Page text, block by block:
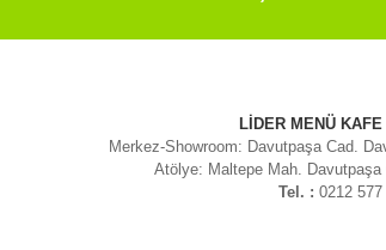
LİDER MENÜ
Merkez-Showroom: Davutpaşa Cad.
Atölye: Maltepe Mah.
Tel. : 0212